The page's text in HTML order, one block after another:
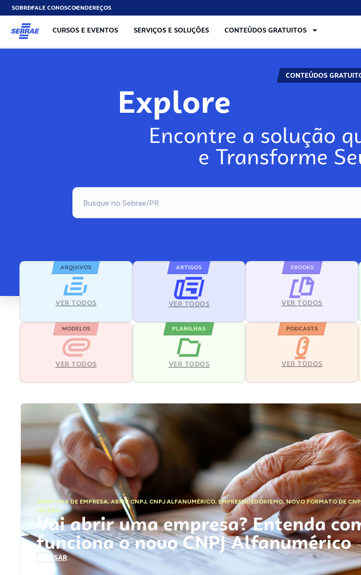
SOBREFALE CONOSCOENDEREÇOS
CURSOS E EVENTOS SERVIÇOS E SOLUÇÕES CONTEÚDOS GRATUITOS
CONTEÚDOS
Explore
Encontre a solução
e Transforme
ARQUIVOS
VER TODOS
ARTIGOS
VER TODOS
EBOOKS
VER TODOS
MODELOS
VER TODOS
PLANILHAS
VER TODOS
PODCASTS
VER TODOS
ABERTURA DE EMPRESA,ABRIR CNPJ, CNPJ ALFANUMÉRICO, EMPREENDEDORISMO,NOVO FORMATO DE
FEDERAL
Vai abrir uma empresa? Entenda
funciona o novo CNPJ Alfanumérico
ACESSAR